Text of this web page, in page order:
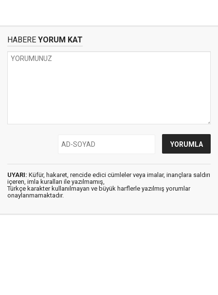
HABERE YORUM KAT
UYARI: Küfür, hakaret, rencide edici cümleler veya imalar, inançlara saldırı
içeren, imla kuralları ile yazılmamış,
Türkçe karakter kullanılmayan ve büyük harflerle yazılmış yorumlar
onaylanmamaktadır.